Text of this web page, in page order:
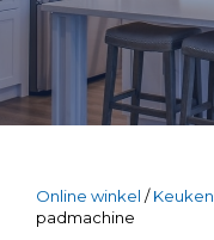
Online winkel /Keuken
padmachine